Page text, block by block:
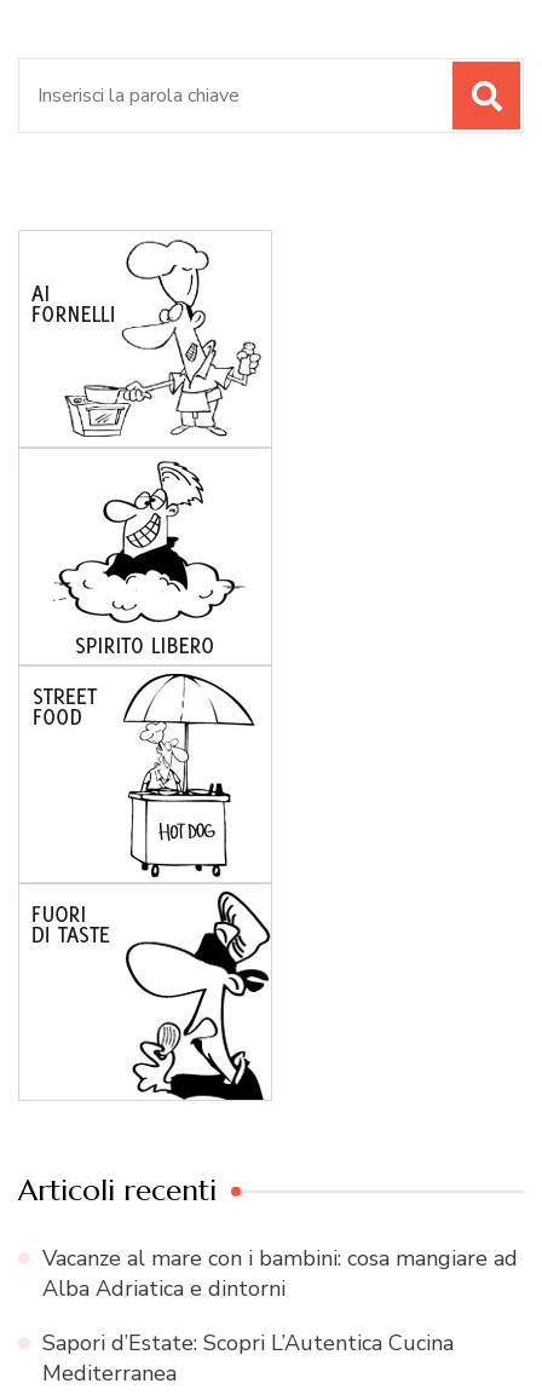
Articoli recenti
Vacanze al mare con i bambini: cosa mangiare ad
Alba Adriatica e dintorni
Sapori d’Estate: Scopri L’Autentica Cucina
Mediterranea